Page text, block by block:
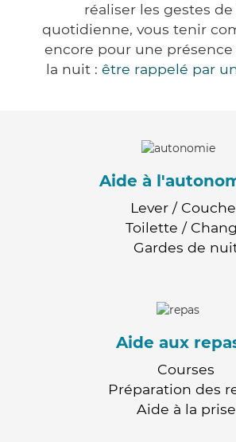
réaliser les gestes de
quotidienne, vous tenir
encore pour une présence
la nuit : être rappelé par
Aide à
Lever /
Toilette /
Gardes de
Aide aux
Courses
Préparation des
Aide à la prise